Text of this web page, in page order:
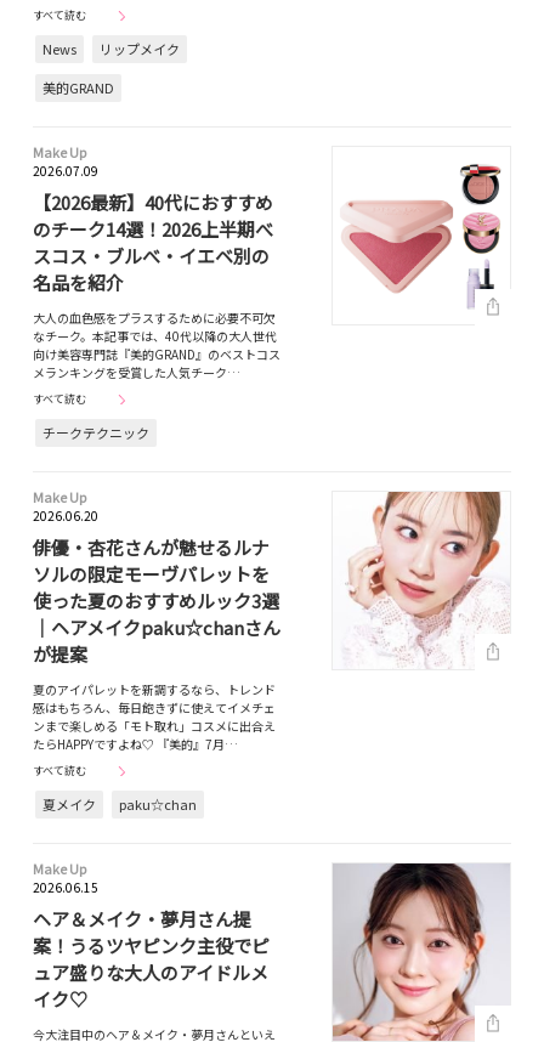
すべて読む
News
リップメイク
美的GRAND
Make Up
2026.07.09
【2026最新】40代におすすめ
のチーク14選！2026上半期べ
スコス・ブルべ・イエベ別の
名品を紹介
大人の血色感をプラスするために必要不可欠
なチーク。本記事では、40代以降の大人世代
向け美容専門誌『美的GRAND』のベストコス
メランキングを受賞した人気チーク…
すべて読む
チークテクニック
Make Up
2026.06.20
俳優・杏花さんが魅せるルナ
ソルの限定モーヴパレットを
使った夏のおすすめルック3選
｜ヘアメイクpaku☆chanさん
が提案
夏のアイパレットを新調するなら、トレンド
感はもちろん、毎日飽きずに使えてイメチェ
ンまで楽しめる「モト取れ」コスメに出合え
たらHAPPYですよね♡ 『美的』7月…
すべて読む
夏メイク paku☆chan
Make Up
2026.06.15
ヘア＆メイク・夢月さん提
案！うるツヤピンク主役でピ
ュア盛りな大人のアイドルメ
イク♡
今大注目中のヘア＆メイク・夢月さんといえ